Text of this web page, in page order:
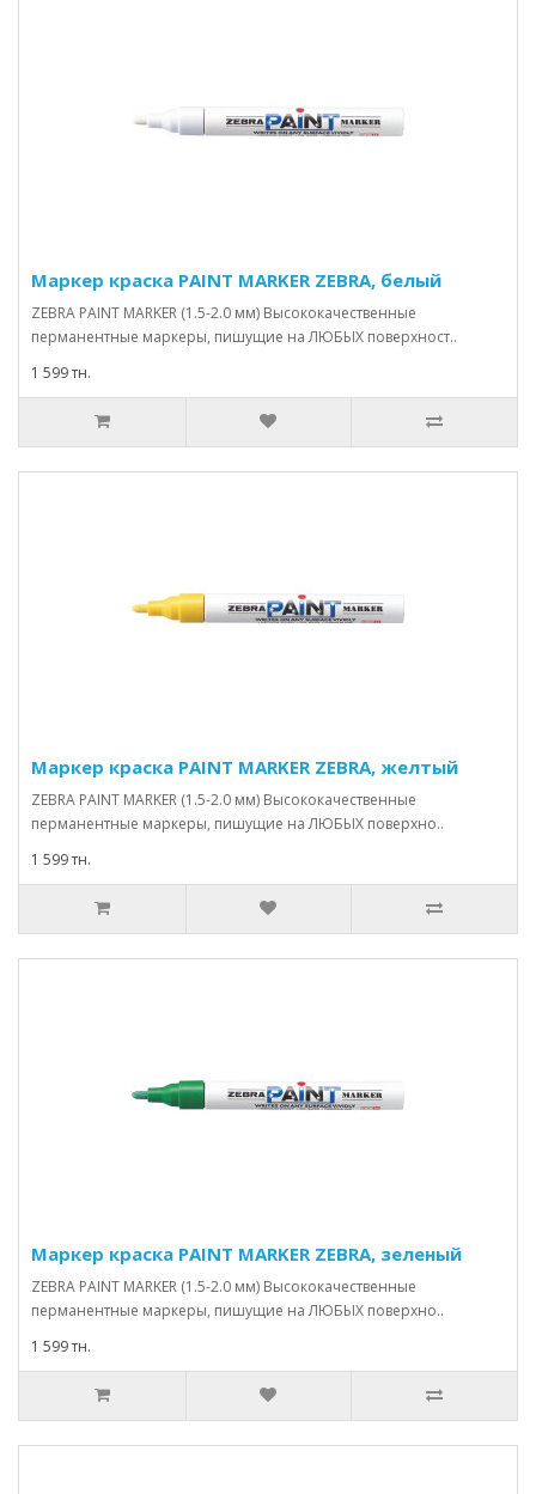
Маркер краска PAINT MARKER ZEBRA, белый
ZEBRA PAINT MARKER (1.5-2.0 мм) Высококачественные
перманентные маркеры, пишущие на ЛЮБЫХ поверхност..
1 599 тн.
Маркер краска PAINT MARKER ZEBRA, желтый
ZEBRA PAINT MARKER (1.5-2.0 мм) Высококачественные
перманентные маркеры, пишущие на ЛЮБЫХ поверхно..
1 599 тн.
Маркер краска PAINT MARKER ZEBRA, зеленый
ZEBRA PAINT MARKER (1.5-2.0 мм) Высококачественные
перманентные маркеры, пишущие на ЛЮБЫХ поверхно..
1 599 тн.